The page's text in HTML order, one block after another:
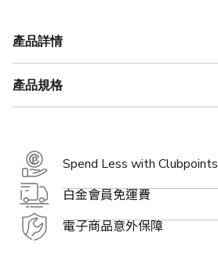
產品詳情
產品規格
Spend Less with Clubpoints
白金會員免運費
電子商品意外保障